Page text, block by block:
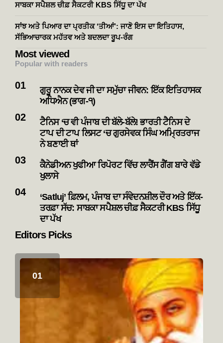
ਸਾਬਕਾ ਸਪੈਸ਼ਲ ਚੀਫ਼ ਸੈਕਟਰੀ KBS ਸਿੱਧੂ ਦਾ ਪੱਖ
ਸਾਂਝ ਅਤੇ ਪਿਆਰ ਦਾ ਪ੍ਰਤੀਕ ‘ਤੀਆਂ’: ਜਾਣੋ ਇਸ ਦਾ ਇਤਿਹਾਸ,
ਸੱਭਿਆਚਾਰਕ ਮਹੱਤਵ ਅਤੇ ਬਦਲਦਾ ਰੂਪ-ਰੰਗ
Most viewed
Popular with readers
ਗੁਰੂ ਨਾਨਕ ਦੇਵ ਜੀ ਦਾ ਸਮੁੱਚਾ ਜੀਵਨ: ਇੱਕ ਇਤਿਹਾਸਕ
ਅਧਿਐਨ (ਭਾਗ-੧)
ਟੈਨਿਸ ‘ਚ ਵੀ ਪੰਜਾਬ ਦੀ ਬੱਲੇ-ਬੱਲੇ! ਭਾਰਤੀ ਟੈਨਿਸ ਦੇ
ਟਾਪ ਦੀ ਟਾਪ ਲਿਸਟ ‘ਚ ਗੁਰਸੇਵਕ ਸਿੰਘ ਅਮ੍ਰਿਤਰਾਜ
ਨੇ ਬਣਾਈ ਥਾਂ
ਕੈਨੇਡੀਅਨ ਖੁਫੀਆ ਰਿਪੋਰਟ ਵਿੱਚ ਲਾਰੈਂਸ ਗੈਂਗ ਬਾਰੇ ਵੱਡੇ
ਖੁਲਾਸੇ
‘Satluj’ ਫ਼ਿਲਮ, ਪੰਜਾਬ ਦਾ ਸੰਵੇਦਨਸ਼ੀਲ ਦੌਰ ਅਤੇ ਇੱਕ-
ਤਰਫ਼ਾ ਸੱਚ: ਸਾਬਕਾ ਸਪੈਸ਼ਲ ਚੀਫ਼ ਸੈਕਟਰੀ KBS ਸਿੱਧੂ
ਦਾ ਪੱਖ
Editors Picks